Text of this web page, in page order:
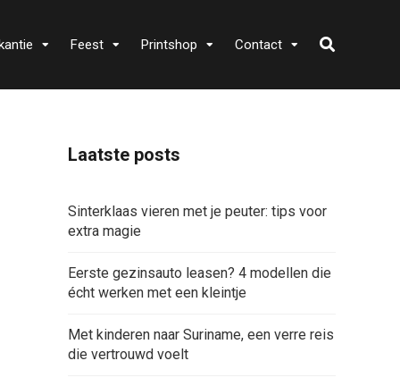
Feest Printshop Contact
Laatste posts
Sinterklaas vieren met je peuter: tips voor
extra magie
Eerste gezinsauto leasen? 4 modellen die
écht werken met een kleintje
Met kinderen naar Suriname, een verre reis
die vertrouwd voelt